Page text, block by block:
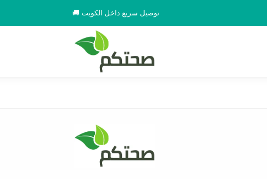
توصيل سريع داخل الكويت 🚚